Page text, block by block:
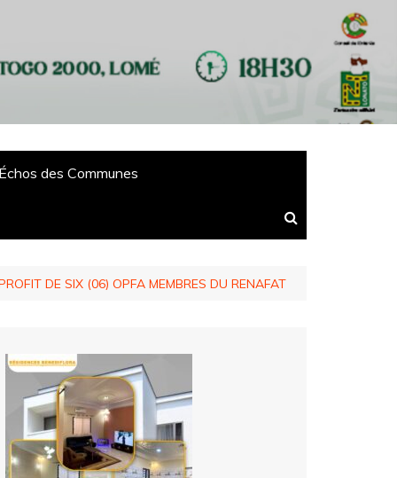
Échos des Communes
DE SIX (06) OPFA MEMBRES DU RENAFAT